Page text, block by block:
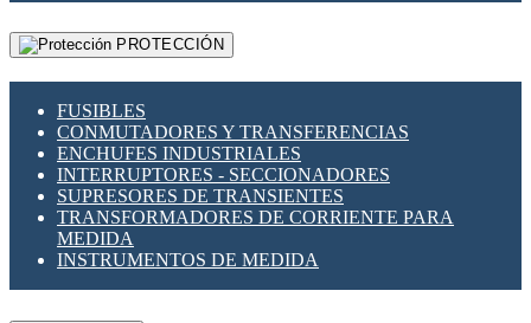
PROTECCIÓN
FUSIBLES
CONMUTADORES Y TRANSFERENCIAS
ENCHUFES INDUSTRIALES
INTERRUPTORES - SECCIONADORES
SUPRESORES DE TRANSIENTES
TRANSFORMADORES DE CORRIENTE PARA
MEDIDA
INSTRUMENTOS DE MEDIDA